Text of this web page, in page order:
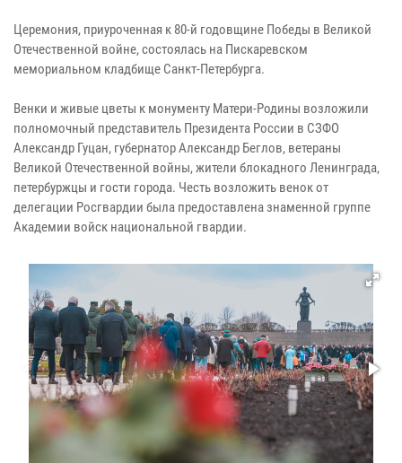
Церемония, приуроченная к 80-й годовщине Победы в Великой
Отечественной войне, состоялась на Пискаревском
мемориальном кладбище Санкт-Петербурга.
Венки и живые цветы к монументу Матери-Родины возложили
полномочный представитель Президента России в СЗФО
Александр Гуцан, губернатор Александр Беглов, ветераны
Великой Отечественной войны, жители блокадного Ленинграда,
петербуржцы и гости города. Честь возложить венок от
делегации Росгвардии была предоставлена знаменной группе
Академии войск национальной гвардии.